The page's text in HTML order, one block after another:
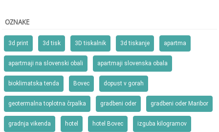
OZNAKE
3d print 3d tisk 3D tiskalnik 3d tiskanje apartma
apartmaji na slovenski obali apartmaji slovenska obala
bioklimatska tenda Bovec dopust v gorah
geotermalna toplotna črpalka gradbeni oder gradbeni oder Maribor
gradnja vikenda hotel hotel Bovec izguba kilogramov